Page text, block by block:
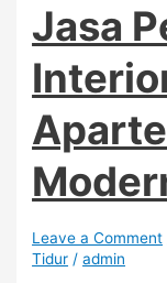
Jasa
Leave a Comment
Tidur /admin